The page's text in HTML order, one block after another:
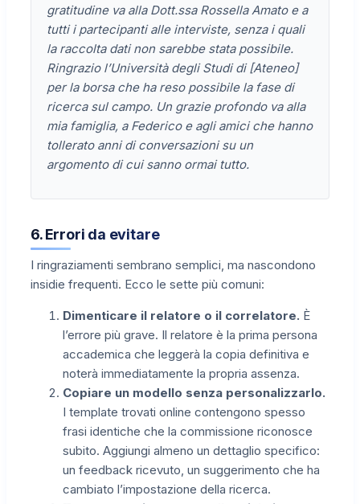
gratitudine va alla Dott.ssa Rossella Amato e a
tutti i partecipanti alle interviste, senza i quali
la raccolta dati non sarebbe stata possibile.
Ringrazio l’Università degli Studi di [Ateneo]
per la borsa che ha reso possibile la fase di
ricerca sul campo. Un grazie profondo va alla
mia famiglia, a Federico e agli amici che hanno
tollerato anni di conversazioni su un
argomento di cui sanno ormai tutto.
6. Errori da evitare
I ringraziamenti sembrano semplici, ma nascondono
insidie frequenti. Ecco le sette più comuni:
Dimenticare il relatore o il correlatore. È
l’errore più grave. Il relatore è la prima persona
accademica che leggerà la copia definitiva e
noterà immediatamente la propria assenza.
Copiare un modello senza personalizzarlo.
I template trovati online contengono spesso
frasi identiche che la commissione riconosce
subito. Aggiungi almeno un dettaglio specifico:
un feedback ricevuto, un suggerimento che ha
cambiato l’impostazione della ricerca.